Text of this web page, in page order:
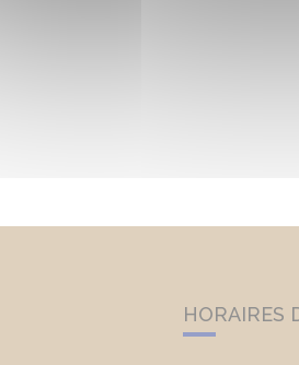
HORAIRES